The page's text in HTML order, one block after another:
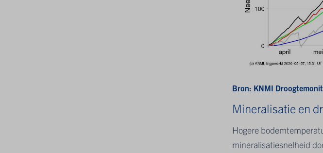
Bron: KNMI
Mineralisatie en
Hogere
mineralisatiesnelheid